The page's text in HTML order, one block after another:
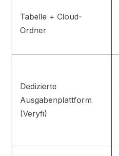
Tabelle + Cloud-
Ordner
Dedizierte
Ausgabenplattform
(Veryfi)